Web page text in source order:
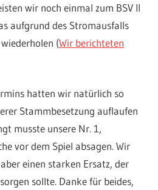
wir noch einmal zum BSV II
aufgrund des Stromausfalls
(Wir berichteten
hatten wir natürlich so
Stammbesetzung auflaufen
musste unsere Nr. 1,
vor dem Spiel absagen. Wir
aber einen starken Ersatz, der
sollte. Danke für beides,